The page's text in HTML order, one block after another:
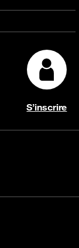
S’inscrire